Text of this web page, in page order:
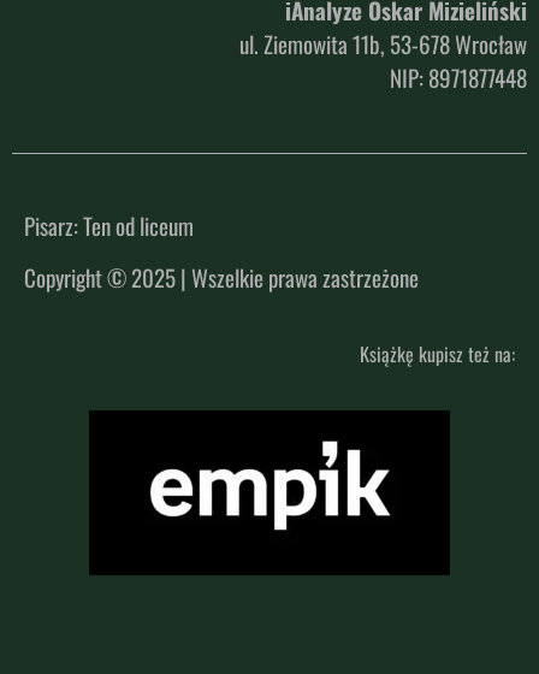
iAnalyze Oskar Mizieliński
ul. Ziemowita 11b, 53-678 Wrocław
NIP: 8971877448
Pisarz: Ten od liceum
Copyright © 2025 | Wszelkie prawa zastrzeżone
Książkę kupisz też na: